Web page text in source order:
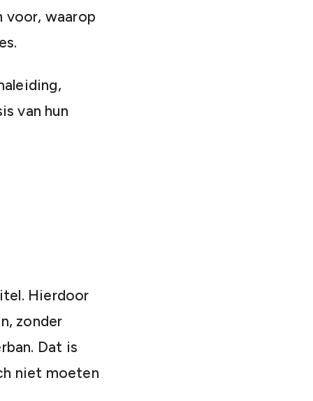
voor, waarop
van hun
Hierdoor
zonder
Dat is
niet moeten